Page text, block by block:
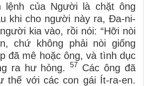
lệnh của Người là chặt ông
khi cho người này ra, Đa-ni-
kia vào, rồi nói: “Hỡi nòi
chứ không phải nòi giống
đã mê hoặc ông, và tình dục
ra hư hỏng.57 Các ông đã
thế với các con gái Ít-ra-en.